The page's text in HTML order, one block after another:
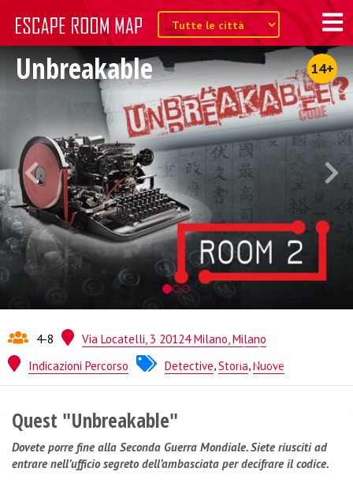
Unbreakable 14+
4-8
Via Locatelli, 3 20124 Milano, Milano
Indicazioni Percorso
Detective,Storia,NuoveFlow-Factory
Quest "Unbreakable"
Dovete porre fine alla Seconda Guerra Mondiale. Siete riusciti ad
entrare nell’ufficio segreto dell’ambasciata per decifrare il codice.